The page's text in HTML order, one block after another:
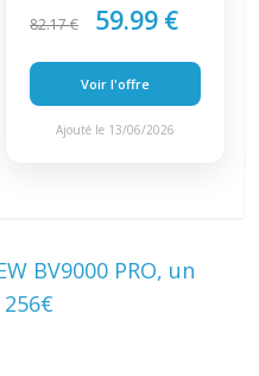
82.17 € 59.99 €
Voir l'offre
Ajouté le 13/06/2026
BV9000 PRO, un